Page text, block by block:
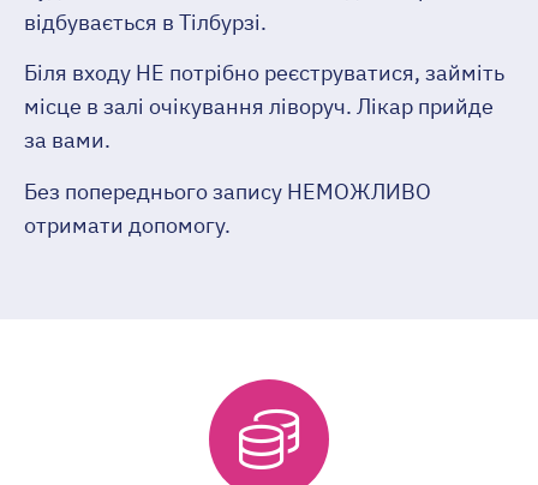
відбувається в Тілбурзі.
Біля входу НЕ потрібно реєструватися, займіть
місце в залі очікування ліворуч. Лікар прийде
за вами.
Без попереднього запису НЕМОЖЛИВО
отримати допомогу.